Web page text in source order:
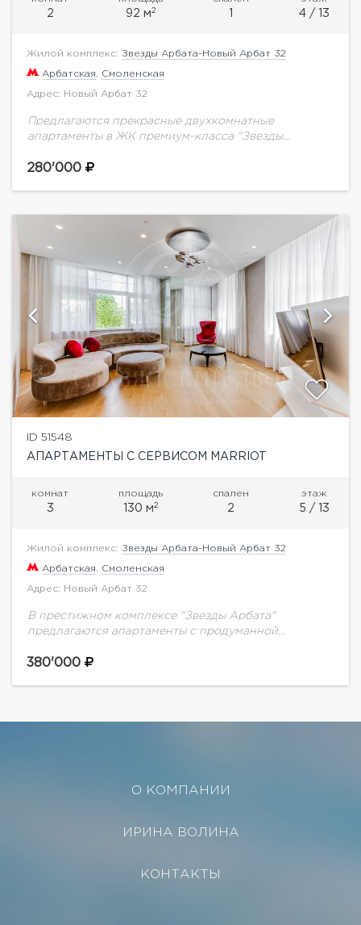
2 92 м2 1 4 / 13
Жилой комплекс: Звезды Арбата-Новый Арбат 32
Арбатская Смоленская
Адрес: Новый Арбат 32
Предлагаются прекрасные двухкомнатные
апартаменты в ЖК премиум-класса "Звезды
совмещенная с кухней и обеденной зоной, спальня
280'000
ID 51548
АПАРТАМЕНТЫ С СЕРВИСОМ MARRIOT
комнат
3
площадь
130 м2
спален
2
этаж
5 / 13
Жилой комплекс: Звезды Арбата-Новый Арбат 32
Арбатская Смоленская
Адрес: Новый Арбат 32
В престижном комплексе "Звезды Арбата"
предлагаются апартаменты с продуманной
Мучеников. Дизайнерский интерьер, оригинальная
380'000
О КОМПАНИИ
ИРИНА ВОЛИНА
КОНТАКТЫ